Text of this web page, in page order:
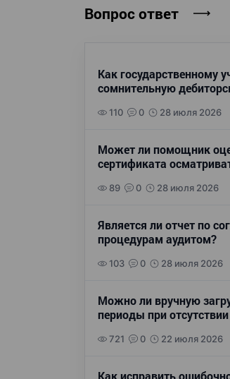
Вопрос ответ
Как государственному
сомнительную
110 0 28 июля 2026
Может ли помощник
сертификата
89 0 28 июля 2026
Является ли отчет по
процедурам аудитом?
103 0 28 июля 2026
Можно ли вручную
периоды при
721 0 22 июля 2026
Как исправить